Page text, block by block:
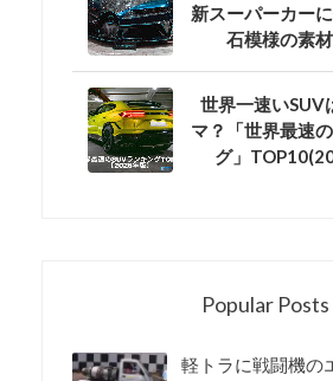
新スーパーカー
石模様の素
世界一速いSUV
マ？「世界最速
グ」
Popular Posts
軽トラに戦闘機の